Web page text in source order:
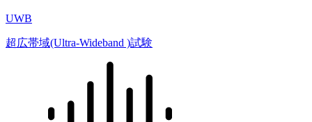
UWB
超広帯域(Ultra-Wideband )試験